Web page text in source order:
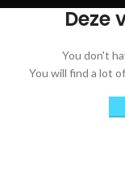
Deze
You don't
You will find a lot